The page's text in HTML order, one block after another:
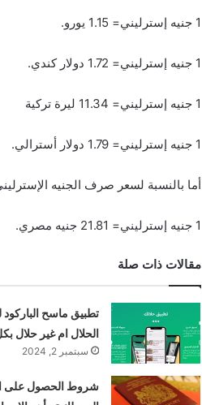
1 جنيه إسترليني= 1.15 يورو.
1 جنيه إسترليني= 1.72 دولار كندي.
1 جنيه إسترليني= 11.34 ليرة تركية
1 جنيه إسترليني= 1.79 دولار أسترالي.
أما بالنسبة لسعر صرف الجنيه
1 جنيه إسترليني= 21.81 جنيه مصري.
مقالات ذات صلة
تطبيق ماسح الباركود
الحلال ام غير حلال
سبتمبر 2, 2024
شروط الحصول على